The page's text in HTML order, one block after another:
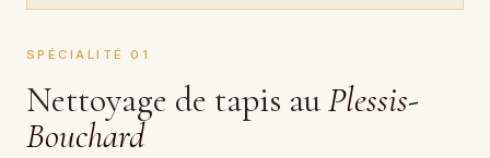
SPÉCIALITÉ 01
Nettoyage de tapis auPlessis-
Bouchard